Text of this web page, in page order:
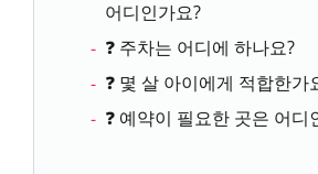
어디인가요?
❓ 주차는 어디에 하나요?
❓ 몇 살 아이에게 적합한가
❓ 예약이 필요한 곳은 어디